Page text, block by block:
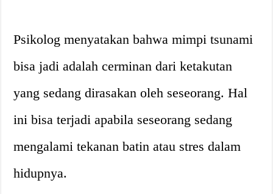
Psikolog menyatakan bahwa mimpi tsunami
bisa jadi adalah cerminan dari ketakutan
yang sedang dirasakan oleh seseorang. Hal
ini bisa terjadi apabila seseorang sedang
mengalami tekanan batin atau stres dalam
hidupnya.